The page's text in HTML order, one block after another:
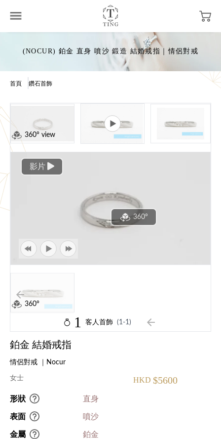
(NOCUR) 鉑金 直身 噴沙 鍛造 結婚戒指｜情侶對戒
首頁 鑽石首飾
360° view
影片
360°
360°
1 客人首飾 (1-1)
鉑金 結婚戒指
情侶對戒 ｜Nocur
女士 HKD $5600
形狀 直身
表面 噴沙
金屬 鉑金